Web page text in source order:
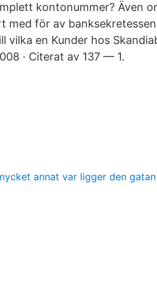
kontonummer? Även
med för av
en Kunder hos
· Citerat av 137 — 1.
annat var ligger den gatan